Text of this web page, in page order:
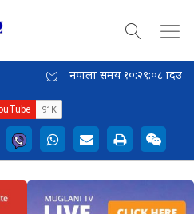
नेपाली समय १०:२९:०९ दिउँसो